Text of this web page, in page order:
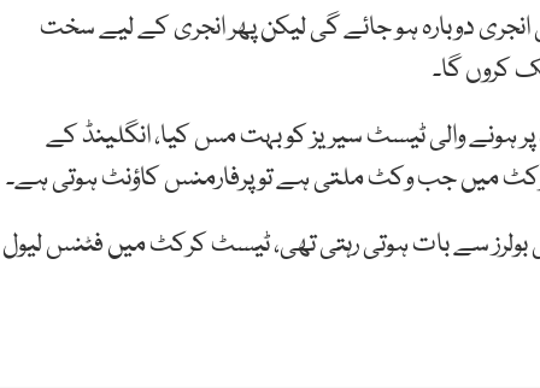
دوبارہ ہو جائے گی لیکن پھر انجری کے لیے سخت
کروں گا۔
ہونے والی ٹیسٹ سیریز کو بہت مس کیا، انگلینڈ کے
میں جب وکٹ ملتی ہے تو پرفارمنس کاؤنٹ ہوتی ہے۔
بولرز سے بات ہوتی رہتی تھی، ٹیسٹ کرکٹ میں فٹنس لیول